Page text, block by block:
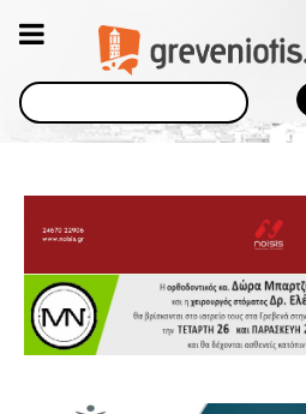
Αναζήτηση